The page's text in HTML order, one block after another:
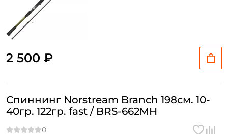
2 500 ₽
Спиннинг Norstream Branch 198см. 10-
40гр. 122гр. fast / BRS-662MH